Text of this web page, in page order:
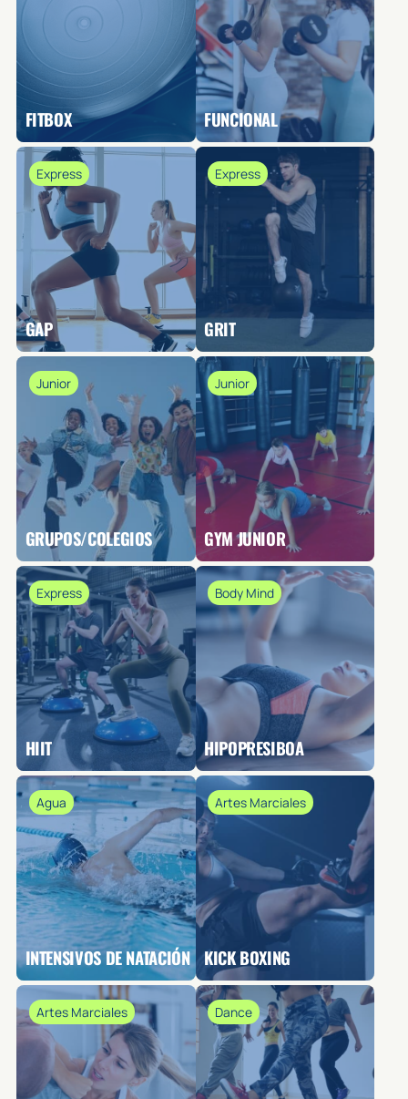
FITBOX FUNCIONAL
Express
GAP
Express
GRIT
Junior
GRUPOS/COLEGIOS
Junior
GYM JUNIOR
Express
HIIT
Body Mind
HIPOPRESIBOA
Agua
INTENSIVOS DE NATACIÓN
Artes Marciales
KICK BOXING
Artes Marciales Dance